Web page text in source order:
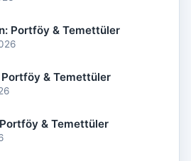
Portföy & Temettüler
Portföy & Temettüler
& Temettüler